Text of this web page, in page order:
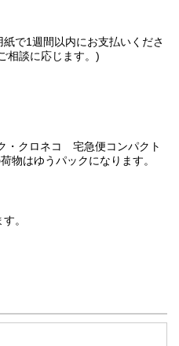
で1週間以内にお支払いくださ
相談に応じます。)
・クロネコ 宅急便コンパクト
物はゆうパックになります。
。